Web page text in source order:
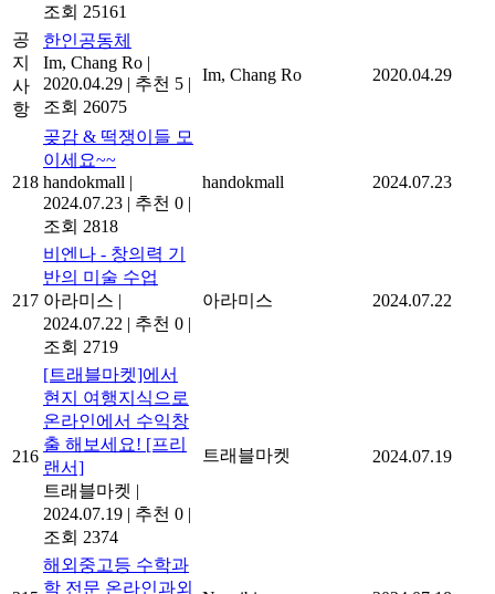
조회 25161
공
지
사
항
한인공동체
Im, Chang Ro |
2020.04.29 | 추천 5 |
조회 26075
Im, Chang Ro 2020.04.29
218
곶감 & 떡쟁이들 모
이세요~~
handokmall |
2024.07.23 | 추천 0 |
조회 2818
handokmall 2024.07.23
217
비엔나 - 창의력 기
반의 미술 수업
아라미스 |
2024.07.22 | 추천 0 |
조회 2719
아라미스 2024.07.22
216
[트래블마켓]에서
현지 여행지식으로
온라인에서 수익창
출 해보세요! [프리
랜서]
트래블마켓 |
2024.07.19 | 추천 0 |
조회 2374
트래블마켓 2024.07.19
해외중고등 수학과
학 전문 온라인과외